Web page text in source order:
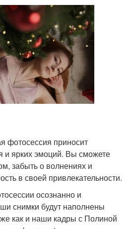
фотосессия приносит
и ярких эмоций. Вы сможете
забыть о волнениях и
в своей привлекательности.
осознанно и
снимки будут наполнены
как и наши кадры с Полиной